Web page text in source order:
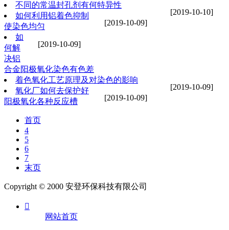
[2019-10-10]
不同的常温封孔剂有何特异性
[2019-10-09]
如何利用铝着色抑制
使染色均匀
[2019-10-09]
如
何解
决铝
合金阳极氧化染色有色差
[2019-10-09]
着色氧化工艺原理及对染色的影响
[2019-10-09]
氧化厂如何去保护好
阳极氧化各种反应槽
首页
4
5
6
7
末页
Copyright © 2000 安登环保科技有限公司

网站首页